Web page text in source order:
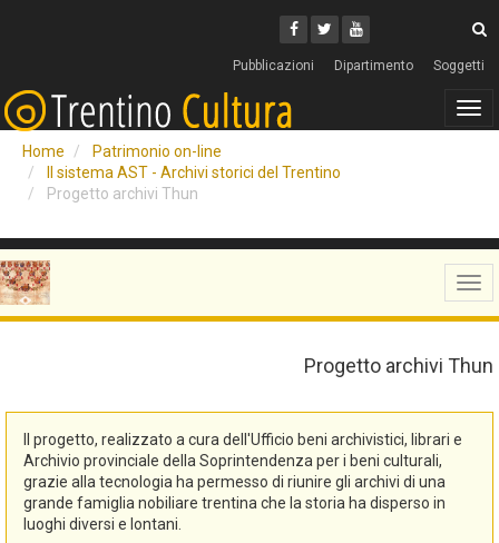
Facebook
Twitter
Youtube
Pubblicazioni Dipartimento Soggetti
Home
Patrimonio on-line
Il sistema AST - Archivi storici del Trentino
Progetto archivi Thun
Progetto archivi Thun
Il progetto, realizzato a cura dell'Ufficio beni archivistici, librari e
Archivio provinciale della Soprintendenza per i beni culturali,
grazie alla tecnologia ha permesso di riunire gli archivi di una
grande famiglia nobiliare trentina che la storia ha disperso in
luoghi diversi e lontani.